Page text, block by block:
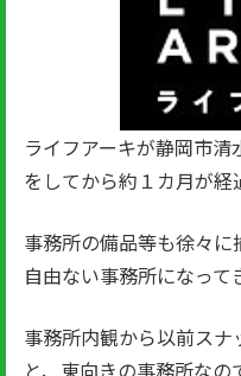
ライフアーキが静岡市
をしてから約１カ月が経
事務所の備品等も徐々
自由ない事務所になって
事務所内観から以前ス
と、東向きの事務所な